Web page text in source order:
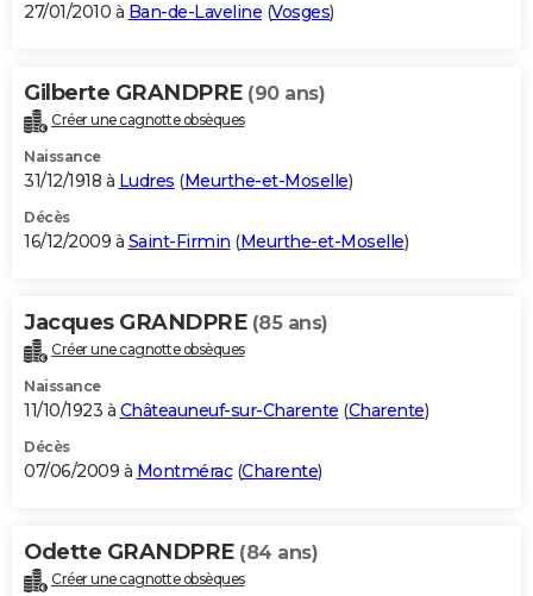
27/01/2010 à Ban-de-Laveline (Vosges)
Gilberte GRANDPRE (90 ans)
Créer une cagnotte obsèques
Naissance
31/12/1918 à Ludres (Meurthe-et-Moselle)
Décès
16/12/2009 à Saint-Firmin (Meurthe-et-Moselle)
Jacques GRANDPRE (85 ans)
Créer une cagnotte obsèques
Naissance
11/10/1923 à Châteauneuf-sur-Charente (Charente)
Décès
07/06/2009 à Montmérac(Charente)
Odette GRANDPRE (84 ans)
Créer une cagnotte obsèques